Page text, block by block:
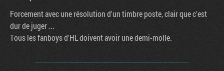
Forcement avec une résolution d'un timbre poste, clair que c'est
dur de juger ...
Tous les fanboys d'HL doivent avoir une demi-molle.